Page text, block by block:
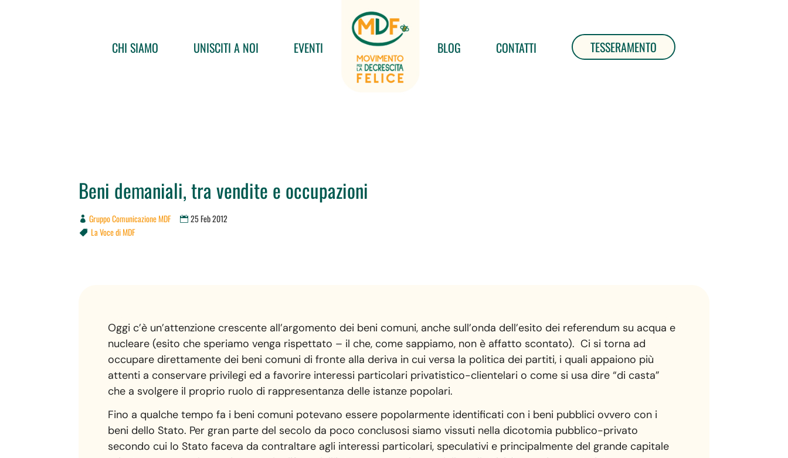
CHI SIAMO UNISCITI A NOI EVENTI BLOG CONTATTI TESSERAMENTO
Beni demaniali, tra vendite e occupazioni
Gruppo Comunicazione MDF 25 Feb 2012
 La Voce di MDF
Oggi c’è un’attenzione crescente all’argomento dei beni comuni, anche sull’onda dell’esito dei referendum su acqua e
nucleare (esito che speriamo venga rispettato – il che, come sappiamo, non è affatto scontato). Ci si torna ad
occupare direttamente dei beni comuni di fronte alla deriva in cui versa la politica dei partiti, i quali appaiono più
attenti a conservare privilegi ed a favorire interessi particolari privatistico-clientelari o come si usa dire “di casta”
che a svolgere il proprio ruolo di rappresentanza delle istanze popolari.
Fino a qualche tempo fa i beni comuni potevano essere popolarmente identificati con i beni pubblici ovvero con i
beni dello Stato. Per gran parte del secolo da poco conclusosi siamo vissuti nella dicotomia pubblico-privato
secondo cui lo Stato faceva da contraltare agli interessi particolari, speculativi e principalmente del grande capitale